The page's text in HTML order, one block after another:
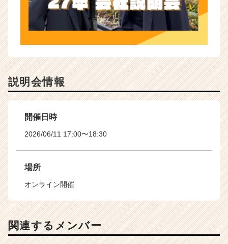
説明会情報
開催日時
2026/06/11 17:00〜18:30
場所
オンライン開催
関連するメンバー